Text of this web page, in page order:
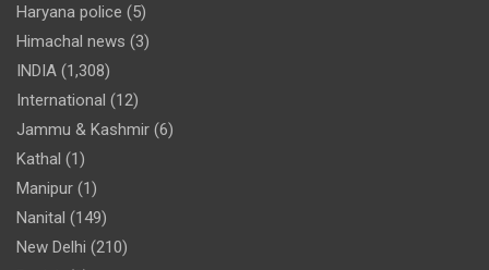
Haryana police (5)
Himachal news (3)
INDIA (1,308)
International (12)
Jammu & Kashmir (6)
Kathal (1)
Manipur (1)
Nanital (149)
New Delhi (210)